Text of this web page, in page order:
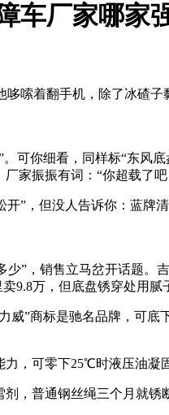
车厂家哪家
嗦着翻手机，除了冰碴
可你细看，同样标“东
家振振有词：“你超载了吧
开”，但没人告诉你：蓝牌
少”，销售立马岔开话题
9.8万，但底盘锈穿处用腻
威”商标是驰名品牌，可
，可零下25℃时液压油
剂，普通钢丝绳三个月就锈